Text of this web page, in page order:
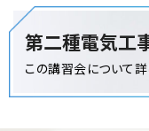
第二種電気工
この講習会について